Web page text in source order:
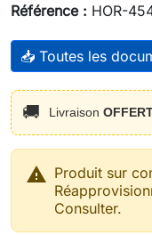
Référence : HOR-
📥 Toutes les
🚚 Livraison
 Produit sur
Consulter.